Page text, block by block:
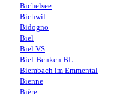
Bichelsee
Bichwil
Bidogno
Biel
Biel VS
Biel-Benken BL
Biembach im Emmental
Bienne
Bière